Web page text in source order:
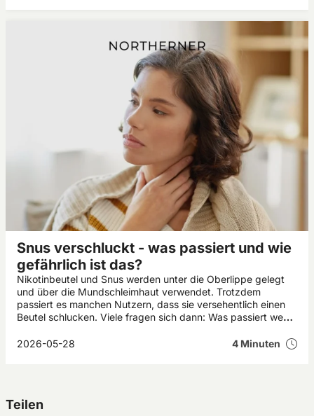
wichtigsten Unterschieden zwischen klassischem Snus und
modernen Nikotinbeuteln.
Snus verschluckt - was passiert und wie
gefährlich ist das?
Nikotinbeutel und Snus werden unter die Oberlippe gelegt
und über die Mundschleimhaut verwendet. Trotzdem
passiert es manchen Nutzern, dass sie versehentlich einen
Beutel schlucken. Viele fragen sich dann: Was passiert wenn
verschluckter Snus bei Erwachsenen nur vorübergehende
2026-05-28 4 Minuten
Teilen